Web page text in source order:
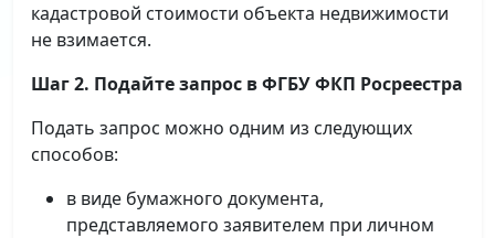
кадастровой стоимости объекта недвижимости
не взимается.
Шаг 2. Подайте запрос в ФГБУ ФКП Росреестра
Подать запрос можно одним из следующих
способов:
в виде бумажного документа,
представляемого заявителем при личном